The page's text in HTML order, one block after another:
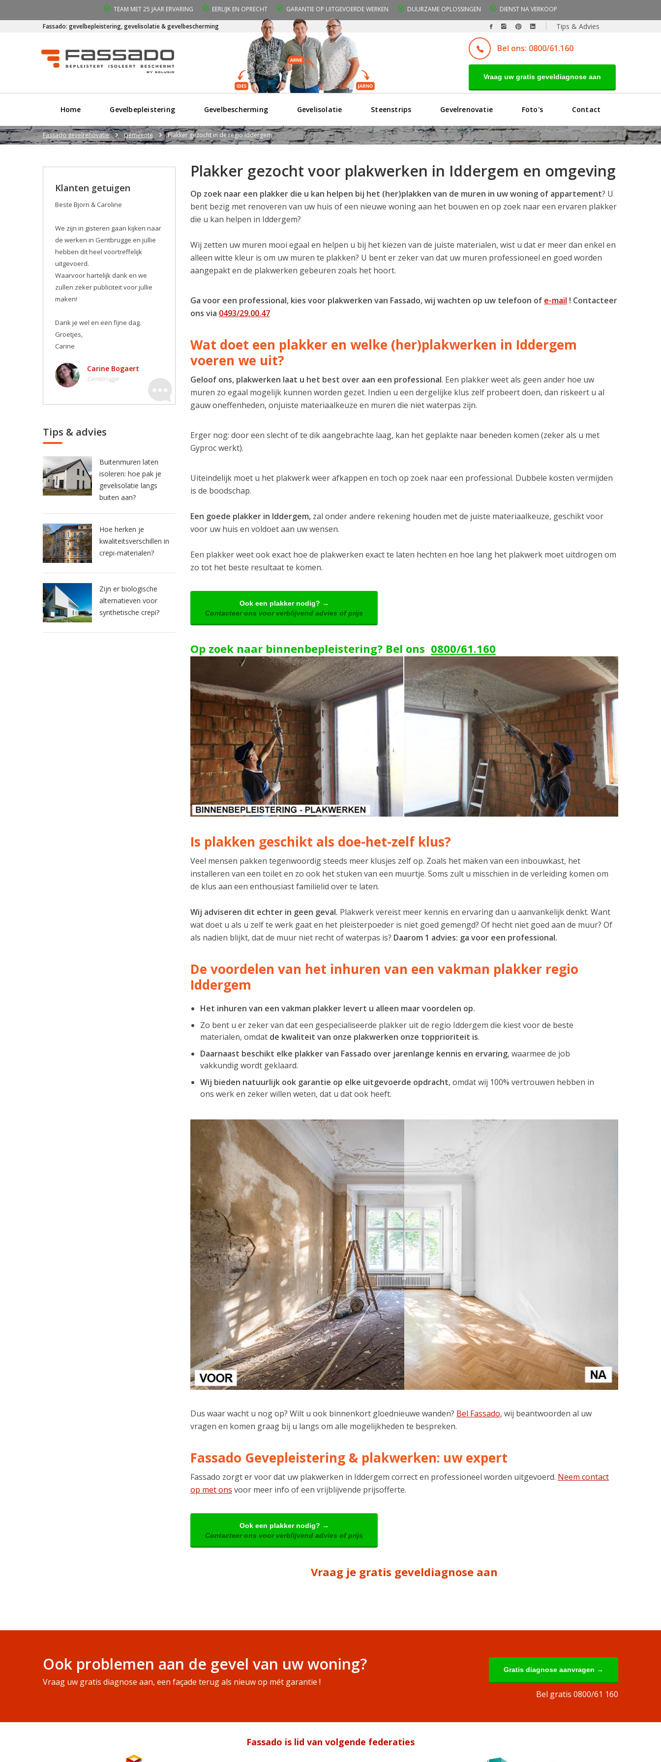
TEAM MET 25 JAAR ERVARING EERLIJK EN OPRECHT GARANTIE OP UITGEVOERDE WERKEN DUURZAME OPLOSSINGEN DIENST NA VERKOOP
Fassado: gevelbepleistering, gevelisolatie & gevelbescherming Tips & Advies
Bel ons: 0800/61.160
Vraag uw gratis geveldiagnose aan
Home Gevelbepleistering Gevelbescherming Gevelisolatie Steenstrips Gevelrenovatie Foto's Contact
Fassado gevelrenovatie Gemeente Plakker gezocht in de regio Iddergem
Plakker gezocht voor plakwerken in Iddergem en omgeving
Op zoek naar een plakker die u kan helpen bij het (her)plakken van de muren in uw woning of appartement? U
bent bezig met renoveren van uw huis of een nieuwe woning aan het bouwen en op zoek naar een ervaren plakker
die u kan helpen in Iddergem?
Wij zetten uw muren mooi egaal en helpen u bij het kiezen van de juiste materialen, wist u dat er meer dan enkel en
alleen witte kleur is om uw muren te plakken? U bent er zeker van dat uw muren professioneel en goed worden
aangepakt en de plakwerken gebeuren zoals het hoort.
Ga voor een professional, kies voor plakwerken van Fassado, wij wachten op uw telefoon of e-mail ! Contacteer
ons via 0493/29.00.47
Wat doet een plakker en welke (her)plakwerken in Iddergem
voeren we uit?
Geloof ons, plakwerken laat u het best over aan een professional. Een plakker weet als geen ander hoe uw
muren zo egaal mogelijk kunnen worden gezet. Indien u een dergelijke klus zelf probeert doen, dan riskeert u al
gauw oneffenheden, onjuiste materiaalkeuze en muren die niet waterpas zijn.
Erger nog: door een slecht of te dik aangebrachte laag, kan het geplakte naar beneden komen (zeker als u met
Gyproc werkt).
Uiteindelijk moet u het plakwerk weer afkappen en toch op zoek naar een professional. Dubbele kosten vermijden
is de boodschap.
Een goede plakker in Iddergem, zal onder andere rekening houden met de juiste materiaalkeuze, geschikt voor
voor uw huis en voldoet aan uw wensen.
Een plakker weet ook exact hoe de plakwerken exact te laten hechten en hoe lang het plakwerk moet uitdrogen om
zo tot het beste resultaat te komen.
Ook een plakker nodig? →
Contacteer ons voor verblijvend advies of prijs
Op zoek naar binnenbepleistering? Bel ons 0800/61.160
Is plakken geschikt als doe-het-zelf klus?
Veel mensen pakken tegenwoordig steeds meer klusjes zelf op. Zoals het maken van een inbouwkast, het
installeren van een toilet en zo ook het stuken van een muurtje. Soms zult u misschien in de verleiding komen om
de klus aan een enthousiast familielid over te laten.
Wij adviseren dit echter in geen geval. Plakwerk vereist meer kennis en ervaring dan u aanvankelijk denkt. Want
wat doet u als u zelf te werk gaat en het pleisterpoeder is niet goed gemengd? Of hecht niet goed aan de muur? Of
als nadien blijkt, dat de muur niet recht of waterpas is? Daarom 1 advies: ga voor een professional.
De voordelen van het inhuren van een vakman plakker regio
Iddergem
Het inhuren van een vakman plakker levert u alleen maar voordelen op.
Zo bent u er zeker van dat een gespecialiseerde plakker uit de regio Iddergem die kiest voor de beste
materialen, omdat de kwaliteit van onze plakwerken onze topprioriteit is.
Daarnaast beschikt elke plakker van Fassado over jarenlange kennis en ervaring, waarmee de job
vakkundig wordt geklaard.
Wij bieden natuurlijk ook garantie op elke uitgevoerde opdracht, omdat wij 100% vertrouwen hebben in
ons werk en zeker willen weten, dat u dat ook heeft.
Dus waar wacht u nog op? Wilt u ook binnenkort gloednieuwe wanden? Bel Fassado, wij beantwoorden al uw
vragen en komen graag bij u langs om alle mogelijkheden te bespreken.
Fassado Gevepleistering & plakwerken: uw expert
Fassado zorgt er voor dat uw plakwerken in Iddergem correct en professioneel worden uitgevoerd. Neem contact
op met ons voor meer info of een vrijblijvende prijsofferte.
Ook een plakker nodig? →
Contacteer ons voor verblijvend advies of prijs
Vraag je gratis geveldiagnose aan
Klanten getuigen
Beste Bjorn & Caroline
We zijn in gisteren gaan kijken naar
de werken in Gentbrugge en jullie
hebben dit heel voortreffelijk
uitgevoerd.
Waarvoor hartelijk dank en we
zullen zeker publiciteit voor jullie
maken! ️
Dank je wel en een fijne dag.
Groetjes,
Carine
Carine Bogaert
Gentbrugge
Tips & advies
Buitenmuren laten
isoleren: hoe pak je
gevelisolatie langs
buiten aan?
Hoe herken je
kwaliteitsverschillen in
crepi-materialen?
Zijn er biologische
alternatieven voor
synthetische crepi?
Ook problemen aan de gevel van uw woning?
Vraag uw gratis diagnose aan, een façade terug als nieuw op mét garantie !
Gratis diagnose aanvragen →
Bel gratis 0800/61 160
Fassado is lid van volgende federaties